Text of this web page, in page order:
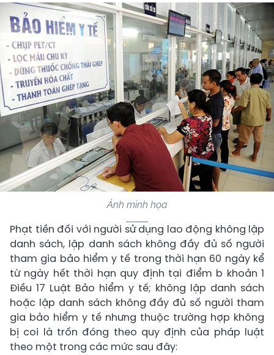
Ảnh minh họa
Phạt tiền đối với người sử dụng lao động không lập
danh sách, lập danh sách không đầy đủ số người
tham gia bảo hiểm y tế trong thời hạn 60 ngày kể
từ ngày hết thời hạn quy định tại điểm b khoản 1
Điều 17 Luật Bảo hiểm y tế; không lập danh sách
hoặc lập danh sách không đầy đủ số người tham
gia bảo hiểm y tế nhưng thuộc trường hợp không
bị coi là trốn đóng theo quy định của pháp luật
theo một trong các mức sau đây: